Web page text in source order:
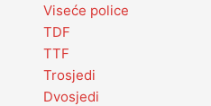
Viseće police
TDF
TTF
Trosjedi
Dvosjedi